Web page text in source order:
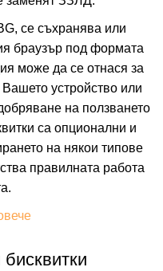
❯
се съхранява или
браузър под формата
може да се отнася за
устройство или
на ползването
са опционални и
на някои типове
правилната работа